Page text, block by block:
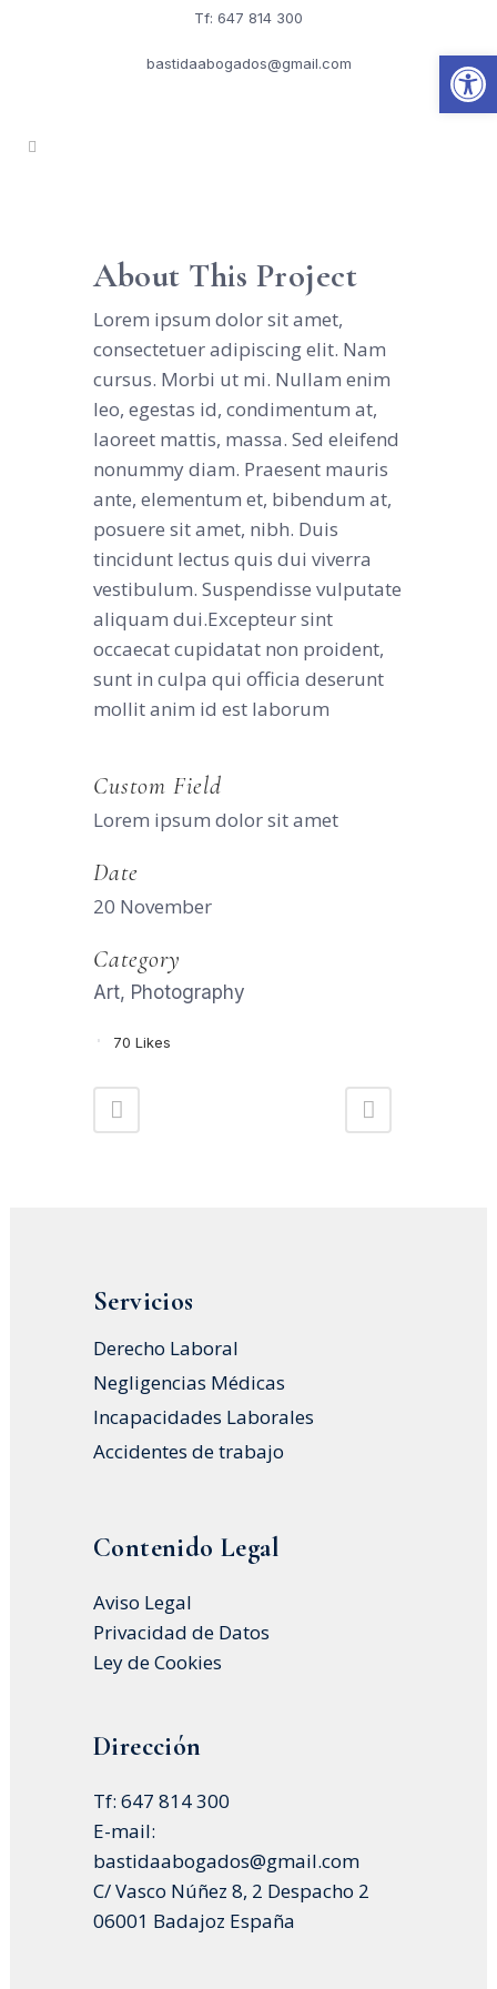
Tf: 647 814 300
bastidaabogados@gmail.com
About This Project
Lorem ipsum dolor sit amet,
consectetuer adipiscing elit. Nam
cursus. Morbi ut mi. Nullam enim
leo, egestas id, condimentum at,
laoreet mattis, massa. Sed eleifend
nonummy diam. Praesent mauris
ante, elementum et, bibendum at,
posuere sit amet, nibh. Duis
tincidunt lectus quis dui viverra
vestibulum. Suspendisse vulputate
aliquam dui.Excepteur sint
occaecat cupidatat non proident,
sunt in culpa qui officia deserunt
mollit anim id est laborum
Custom Field
Lorem ipsum dolor sit amet
Date
20 November
Category
Art, Photography
70 Likes
Servicios
Derecho Laboral
Negligencias Médicas
Incapacidades Laborales
Accidentes de trabajo
Contenido Legal
Aviso Legal
Privacidad de Datos
Ley de Cookies
Dirección
Tf: 647 814 300
E-mail:
bastidaabogados@gmail.com
C/ Vasco Núñez 8, 2 Despacho 2
06001 Badajoz España
Abrir